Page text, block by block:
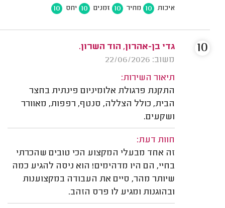
איכות 10 מחיר 10 זמנים 10 יחס 10
גדי בן-אהרון, הוד השרון.
משוב: 22/06/2026
תיאור השירות:
התקנת פרגולת אלומיניום פינתית בחצר
הבית, כולל הצללה, סנטף, רפפות, מאוורר
ושקעים.
חוות דעת:
זה אחד מבעלי המקצוע הכי טובים שהכרתי
בחיי, הם היו מדהימים! הוא ניסה להגיע כמה
שיותר מהר, סיים את העבודה במקצוענות
ובהוגנות ומגיע לו פרס הזהב.
10